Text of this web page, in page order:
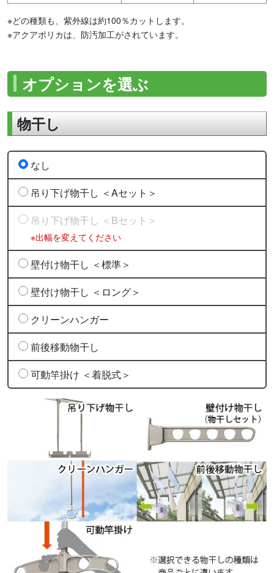
※どの種類も、紫外線は約100％カットします。
※アクアポリカは、防汚加工がされています。
オプションを選ぶ
物干し
なし
吊り下げ物干し ＜Aセット＞
吊り下げ物干し ＜Bセット＞
※出幅を変えてください
壁付け物干し ＜標準＞
壁付け物干し ＜ロング＞
クリーンハンガー
前後移動物干し
可動竿掛け ＜着脱式＞